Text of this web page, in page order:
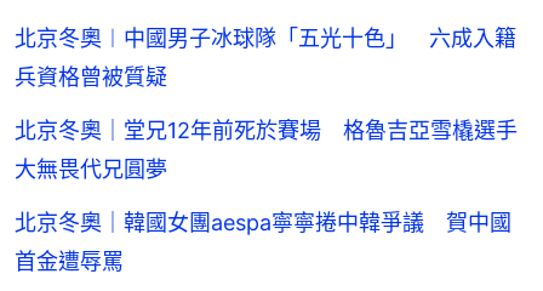
北京冬奧︱中國男子冰球隊「五光十色」 六成入籍
兵資格曾被質疑
北京冬奧｜堂兄12年前死於賽場 格魯吉亞雪橇選手
大無畏代兄圓夢
北京冬奧｜韓國女團aespa寧寧捲中韓爭議 賀中國
首金遭辱罵